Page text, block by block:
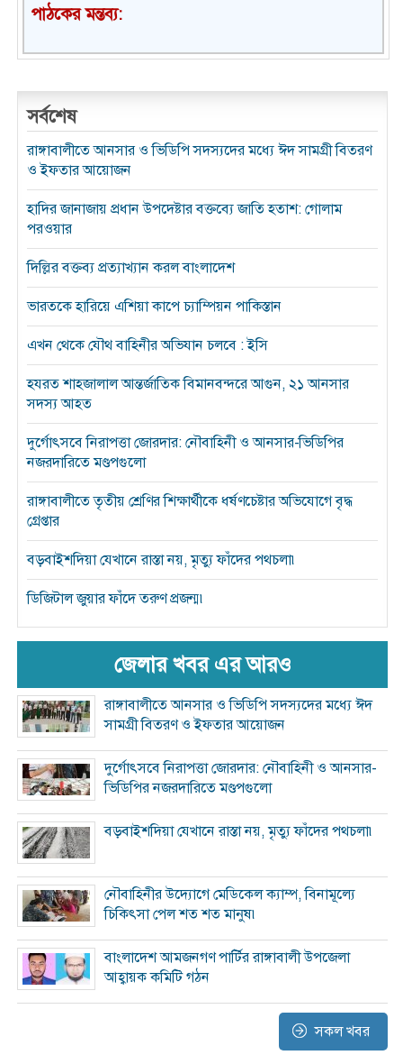
পাঠকের মন্তব্য:
সর্বশেষ
রাঙ্গাবালীতে আনসার ও ভিডিপি সদস্যদের মধ্যে ঈদ সামগ্রী বিতরণ
ও ইফতার আয়োজন
হাদির জানাজায় প্রধান উপদেষ্টার বক্তব্যে জাতি হতাশ: গোলাম
পরওয়ার
দিল্লির বক্তব্য প্রত্যাখ্যান করল বাংলাদেশ
ভারতকে হারিয়ে এশিয়া কাপে চ্যাম্পিয়ন পাকিস্তান
এখন থেকে যৌথ বাহিনীর অভিযান চলবে : ইসি
হযরত শাহজালাল আন্তর্জাতিক বিমানবন্দরে আগুন, ২১ আনসার
সদস্য আহত
দুর্গোৎসবে নিরাপত্তা জোরদার: নৌবাহিনী ও আনসার-ভিডিপির
নজরদারিতে মণ্ডপগুলো
রাঙ্গাবালীতে তৃতীয় শ্রেণির শিক্ষার্থীকে ধর্ষণচেষ্টার অভিযোগে বৃদ্ধ
গ্রেপ্তার
বড়বাইশদিয়া যেখানে রাস্তা নয়, মৃত্যু ফাঁদের পথচলা৷
ডিজিটাল জুয়ার ফাঁদে তরুণ প্রজন্ম৷
জেলার খবর এর আরও
রাঙ্গাবালীতে আনসার ও ভিডিপি সদস্যদের মধ্যে ঈদ
সামগ্রী বিতরণ ও ইফতার আয়োজন
দুর্গোৎসবে নিরাপত্তা জোরদার: নৌবাহিনী ও আনসার-
ভিডিপির নজরদারিতে মণ্ডপগুলো
বড়বাইশদিয়া যেখানে রাস্তা নয়, মৃত্যু ফাঁদের পথচলা৷
নৌবাহিনীর উদ্যোগে মেডিকেল ক্যাম্প, বিনামূল্যে
চিকিৎসা পেল শত শত মানুষ৷
বাংলাদেশ আমজনগণ পার্টির রাঙ্গাবালী উপজেলা
আহ্বায়ক কমিটি গঠন
সকল খবর